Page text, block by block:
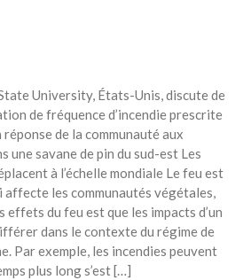
University, États-Unis, discute de
de fréquence d’incendie prescrite
de la communauté aux
une savane de pin du sud-est Les
à l’échelle mondiale Le feu est
les communautés végétales,
effets du feu est que les impacts d’un
dans le contexte du régime de
Par exemple, les incendies peuvent
plus long s’est […]